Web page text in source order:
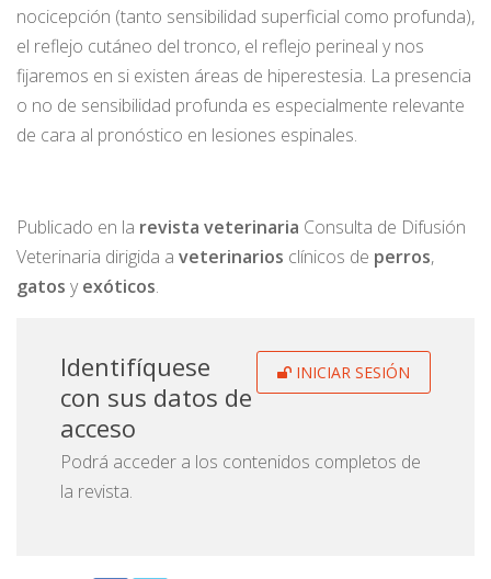
nocicepción (tanto sensibilidad superficial como profunda),
el reflejo cutáneo del tronco, el reflejo perineal y nos
fijaremos en si existen áreas de hiperestesia. La presencia
o no de sensibilidad profunda es especialmente relevante
de cara al pronóstico en lesiones espinales.
Publicado en la revista veterinaria Consulta de Difusión
Veterinaria dirigida a veterinarios clínicos de perros,
gatos yexóticos.
INICIAR SESIÓN
Identifíquese
con sus datos de
acceso
Podrá acceder a los contenidos completos de
la revista.